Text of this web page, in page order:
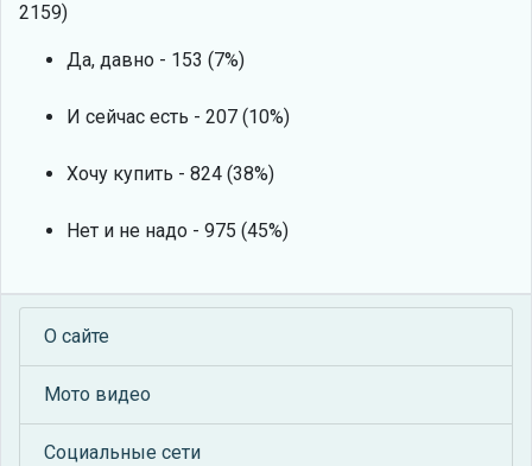
2159)
Да, давно - 153 (7%)
И сейчас есть - 207 (10%)
Хочу купить - 824 (38%)
Нет и не надо - 975 (45%)
О сайте
Мото видео
Социальные сети